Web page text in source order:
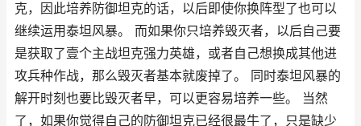
克，因此培养防御坦克的话，以后即使你换阵型了也可以
继续运用泰坦风暴。 而如果你只培养毁灭者，以后自己要
是获取了壹个主战坦克强力英雄，或者自己想换成其他进
攻兵种作战，那么毁灭者基本就废掉了。 同时泰坦风暴的
解开时刻也要比毁灭者早，可以更容易培养一些。 当然
了，如果你觉得自己的防御坦克已经很最牛了，只是缺少